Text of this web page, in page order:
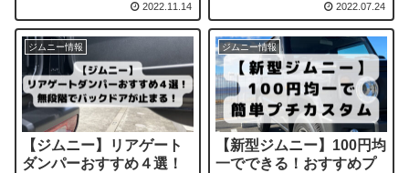
2022.11.14 2022.07.24
ジムニー情報
【ジムニー】リアゲート
ダンパーおすすめ４選！
ジムニー情報
【新型ジムニー】100円均
一でできる！おすすめプ